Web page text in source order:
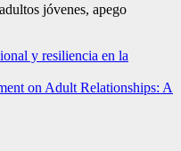
jóvenes, apego
y resiliencia en la
on Adult Relationships: A